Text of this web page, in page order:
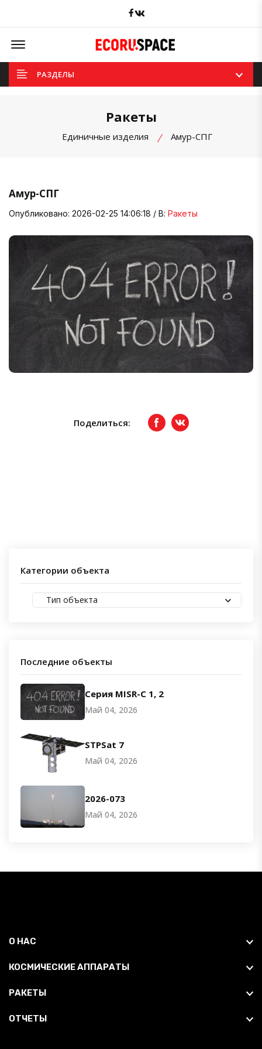
Facebook
Offcanvas Menu Open
РАЗДЕЛЫ
Ракеты
Единичные изделия Амур-СПГ
Амур-СПГ
Опубликовано: 2026-02-25 14:06:18 / В: Ракеты
Поделиться: FacebookвКонтакте
Категории объекта
Тип объекта
Последние объекты
Серия MISR-C 1, 2
Май 04, 2026
STPSat 7
Май 04, 2026
2026-073
Май 04, 2026
О НАС
КОСМИЧЕСКИЕ АППАРАТЫ
РАКЕТЫ
ОТЧЕТЫ